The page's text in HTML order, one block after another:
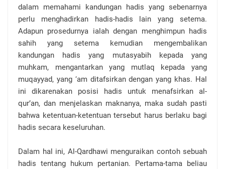
dalam memahami kandungan hadis yang sebenarnya
perlu menghadirkan hadis-hadis lain yang setema.
Adapun prosedurnya ialah dengan menghimpun hadis
sahih yang setema kemudian mengembalikan
kandungan hadis yang mutasyabih kepada yang
muhkam, mengantarkan yang mutlaq kepada yang
muqayyad, yang ‘am ditafsirkan dengan yang khas. Hal
ini dikarenakan posisi hadis untuk menafsirkan al-
qur’an, dan menjelaskan maknanya, maka sudah pasti
bahwa ketentuan-ketentuan tersebut harus berlaku bagi
hadis secara keseluruhan.
Dalam hal ini, Al-Qardhawi menguraikan contoh sebuah
hadis tentang hukum pertanian. Pertama-tama beliau